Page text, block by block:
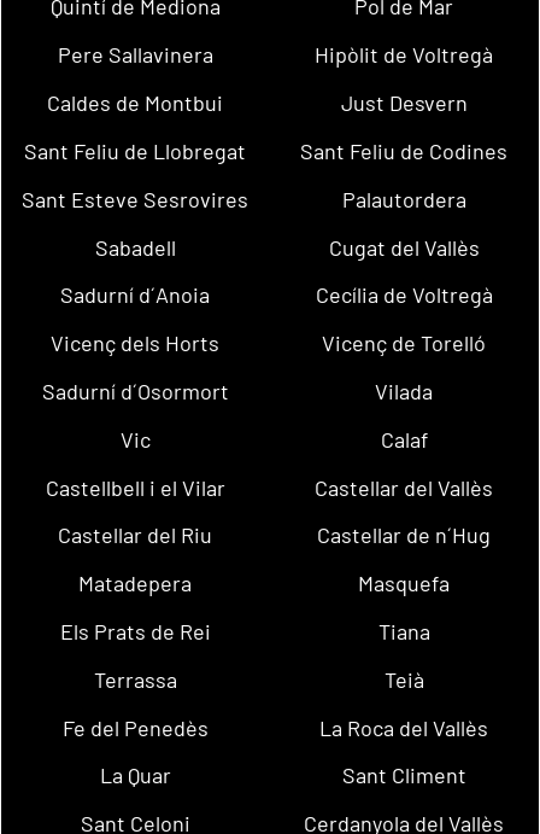
Quintí de Mediona
Pol de Mar
Pere Sallavinera
Hipòlit de Voltregà
Caldes de Montbui
Just Desvern
Sant Feliu de Llobregat
Sant Feliu de Codines
Sant Esteve Sesrovires
Palautordera
Sabadell
Cugat del Vallès
Sadurní d´Anoia
Cecília de Voltregà
Vicenç dels Horts
Vicenç de Torelló
Sadurní d´Osormort
Vilada
Vic
Calaf
Castellbell i el Vilar
Castellar del Vallès
Castellar del Riu
Castellar de n´Hug
Matadepera
Masquefa
Els Prats de Rei
Tiana
Terrassa
Teià
Fe del Penedès
La Roca del Vallès
La Quar
Sant Climent
Sant Celoni
Cerdanyola del Vallès